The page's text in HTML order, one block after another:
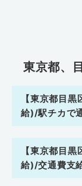
東京都、
【東京都目
給)/駅チカで
【東京都目
給)/交通費支